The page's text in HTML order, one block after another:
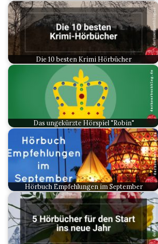
Die 10 besten Krimi Hörbücher
Das ungekürzte Hörspiel "Robin"
Hörbuch Empfehlungen im September